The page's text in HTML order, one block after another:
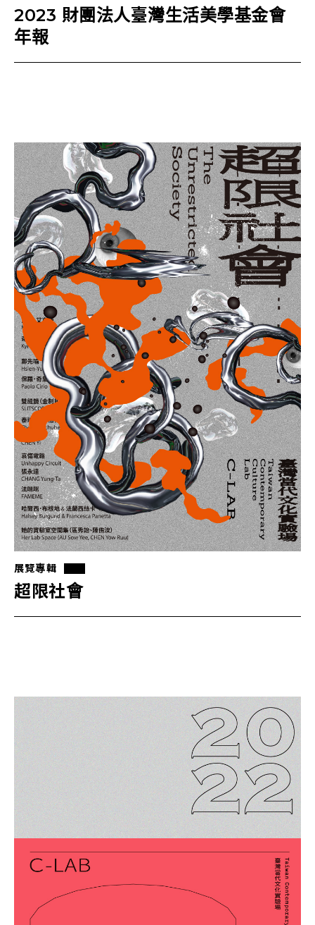
2023 財團法人臺灣生活美學基金會
年報
展覽專輯
超限社會